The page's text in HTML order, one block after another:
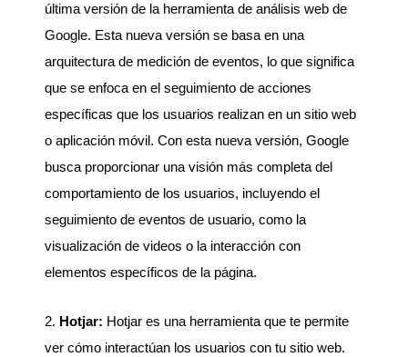
última versión de la herramienta de análisis web de
Google. Esta nueva versión se basa en una
arquitectura de medición de eventos, lo que significa
que se enfoca en el seguimiento de acciones
específicas que los usuarios realizan en un sitio web
o aplicación móvil. Con esta nueva versión, Google
busca proporcionar una visión más completa del
comportamiento de los usuarios, incluyendo el
seguimiento de eventos de usuario, como la
visualización de videos o la interacción con
elementos específicos de la página.
2. Hotjar: Hotjar es una herramienta que te permite
ver cómo interactúan los usuarios con tu sitio web.